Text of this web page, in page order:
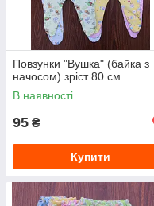
Повзунки "Вушка" (байка з
начосом) зріст 80 см.
В наявності
95 ₴
Купити